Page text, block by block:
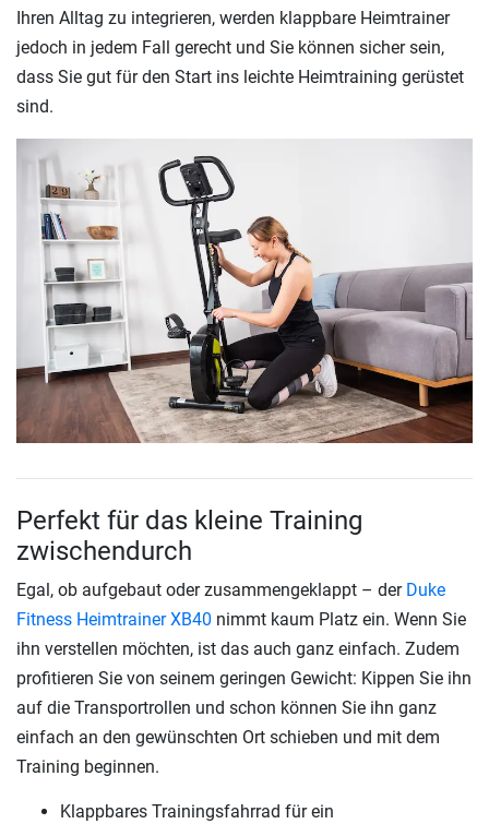
Ihren Alltag zu integrieren, werden klappbare Heimtrainer
jedoch in jedem Fall gerecht und Sie können sicher sein,
dass Sie gut für den Start ins leichte Heimtraining gerüstet
sind.
Perfekt für das kleine Training
zwischendurch
Egal, ob aufgebaut oder zusammengeklappt – der Duke
Fitness Heimtrainer XB40 nimmt kaum Platz ein. Wenn Sie
ihn verstellen möchten, ist das auch ganz einfach. Zudem
profitieren Sie von seinem geringen Gewicht: Kippen Sie ihn
auf die Transportrollen und schon können Sie ihn ganz
einfach an den gewünschten Ort schieben und mit dem
Training beginnen.
Klappbares Trainingsfahrrad für ein